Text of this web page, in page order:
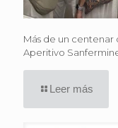
Más de un centenar
Aperitivo
Leer más